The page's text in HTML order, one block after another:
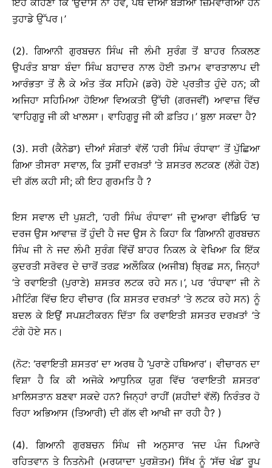
ਇਹ ਕਹਿਣਾ ਕਿ ‘ਉਦਾਸ ਨਾ ਹੋਵੋ, ਪੰਥ ਦੀਆਂ ਬੜੀਆਂ ਜ਼ਿੰਮੇਵਾਰੀਆਂ ਹਨ
ਤੁਹਾਡੇ ਉੱਪਰ।’
(2). ਗਿਆਨੀ ਗੁਰਬਚਨ ਸਿੰਘ ਜੀ ਲੰਮੀ ਸੁਰੰਗ ਤੋਂ ਬਾਹਰ ਨਿਕਲਣ
ਉਪਰੰਤ ਬਾਬਾ ਬੰਦਾ ਸਿੰਘ ਬਹਾਦਰ ਨਾਲ ਹੋਈ ਤਮਾਮ ਵਾਰਤਾਲਾਪ ਦੀ
ਆਰੰਭਤਾ ਤੋਂ ਲੈ ਕੇ ਅੰਤ ਤੱਕ ਸਹਿਮੇ (ਡਰੇ) ਹੋਏ ਪ੍ਰਤੀਤ ਹੁੰਦੇ ਹਨ; ਕੀ
ਅਜਿਹਾ ਸਹਿਮਿਆ ਹੋਇਆ ਵਿਅਕਤੀ ਉੱਚੀ (ਗਰਜਵੀਂ) ਆਵਾਜ਼ ਵਿੱਚ
‘ਵਾਹਿਗੁਰੂ ਜੀ ਕੀ ਖਾਲਸਾ। ਵਾਹਿਗੁਰੂ ਜੀ ਕੀ ਫ਼ਤਿਹ।’ ਬੁਲਾ ਸਕਦਾ ਹੈ?
(3). ਸਰੀ (ਕੈਨੇਡਾ) ਦੀਆਂ ਸੰਗਤਾਂ ਵੱਲੋਂ ‘ਹਰੀ ਸਿੰਘ ਰੰਧਾਵਾ’ ਤੋਂ ਪੁੱਛਿਆ
ਗਿਆ ਤੀਸਰਾ ਸਵਾਲ, ਕਿ ਤੁਸੀਂ ਦਰਖ਼ਤਾਂ ’ਤੇ ਸ਼ਸਤਰ ਲਟਕਣ (ਲੱਗੇ ਹੋਣ)
ਦੀ ਗੱਲ ਕਹੀ ਸੀ; ਕੀ ਇਹ ਗੁਰਮਤਿ ਹੈ ?
ਇਸ ਸਵਾਲ ਦੀ ਪੁਸ਼ਟੀ, ‘ਹਰੀ ਸਿੰਘ ਰੰਧਾਵਾ’ ਜੀ ਦੁਆਰਾ ਵੀਡਿਓ ’ਚ
ਦਰਜ ਉਸ ਆਵਾਜ਼ ਤੋਂ ਹੁੰਦੀ ਹੈ ਜਦ ਉਸ ਨੇ ਕਿਹਾ ਕਿ ‘ਗਿਆਨੀ ਗੁਰਬਚਨ
ਸਿੰਘ ਜੀ ਨੇ ਜਦ ਲੰਮੀ ਸੁਰੰਗ ਵਿੱਚੋਂ ਬਾਹਰ ਨਿਕਲ ਕੇ ਵੇਖਿਆ ਕਿ ਇੱਕ
ਕੁਦਰਤੀ ਸਰੋਵਰ ਦੇ ਚਾਰੋਂ ਤਰਫ਼ ਅਲੌਕਿਕ (ਅਜੀਬ) ਬ੍ਰਿਛ ਸਨ, ਜਿਨ੍ਹਾਂ
’ਤੇ ਰਵਾਇਤੀ (ਪੁਰਾਣੇ) ਸ਼ਸਤਰ ਲਟਕ ਰਹੇ ਸਨ।’, ਪਰ ‘ਰੰਧਾਵਾ’ ਜੀ ਨੇ
ਮੀਟਿੰਗ ਵਿੱਚ ਇਹ ਵੀਚਾਰ (ਕਿ ਸ਼ਸਤਰ ਦਰਖ਼ਤਾਂ ’ਤੇ ਲਟਕ ਰਹੇ ਸਨ) ਨੂੰ
ਬਦਲ ਕੇ ਇਉਂ ਸਪਸ਼ਟੀਕਰਨ ਦਿੱਤਾ ਕਿ ਰਵਾਇਤੀ ਸ਼ਸਤਰ ਦਰਖ਼ਤਾਂ ’ਤੇ
ਟੰਗੇ ਹੋਏ ਸਨ।
(ਨੋਟ: ‘ਰਵਾਇਤੀ ਸ਼ਸਤਰ’ ਦਾ ਅਰਥ ਹੈ ‘ਪੁਰਾਣੇ ਹਥਿਆਰ’। ਵੀਚਾਰਨ ਦਾ
ਵਿਸ਼ਾ ਹੈ ਕਿ ਕੀ ਅਜੋਕੇ ਆਧੁਨਿਕ ਯੁਗ ਵਿੱਚ ‘ਰਵਾਇਤੀ ਸ਼ਸਤਰ’
ਖ਼ਾਲਿਸਤਾਨ ਬਣਵਾ ਸਕਦੇ ਹਨ? ਜਿਨ੍ਹਾਂ ਰਾਹੀਂ (ਸ਼ਹੀਦਾਂ ਵੱਲੋਂ) ਨਿਰੰਤਰ ਹੋ
ਰਿਹਾ ਅਭਿਆਸ (ਤਿਆਰੀ) ਦੀ ਗੱਲ ਵੀ ਆਖੀ ਜਾ ਰਹੀ ਹੈ? )
(4). ਗਿਆਨੀ ਗੁਰਬਚਨ ਸਿੰਘ ਜੀ ਅਨੁਸਾਰ ‘ਜਦ ਪੰਜ ਪਿਆਰੇ
ਰਹਿਤਵਾਨ ਤੇ ਨਿਤਨੇਮੀ (ਮਰਯਾਦਾ ਪੁਰਸ਼ੋਤਮ) ਸਿੱਖ ਨੂੰ ‘ਸੱਚ ਖੰਡ’ ਰੂਪ